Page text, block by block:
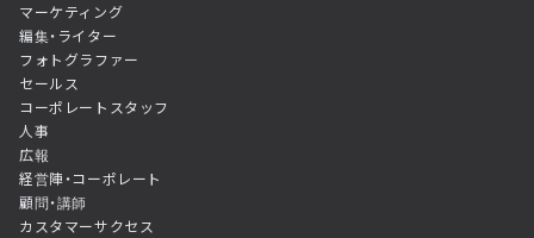
マーケティング
編集・ライター
フォトグラファー
セールス
コーポレートスタッフ
人事
広報
経営陣・コーポレート
顧問・講師
カスタマーサクセス